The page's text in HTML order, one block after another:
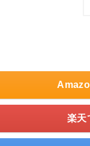
楽天